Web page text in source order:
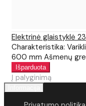
Elektrinė glaistyklė
Charakteristika:
600 mm Ašmenų
Į palyginimą